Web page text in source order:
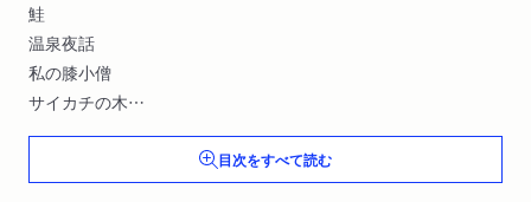
鮭
温泉夜話
私の膝小僧
サイカチの木
試験監督
目次をすべて読む